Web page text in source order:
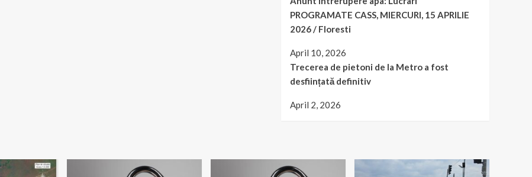
PROGRAMATE CASS, MIERCURI, 15 APRILIE
2026 / Floresti
April 10, 2026
Trecerea de pietoni de la Metro a fost
desființată definitiv
April 2, 2026